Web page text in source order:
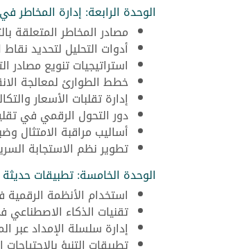
الوحدة الرابعة: إدارة المخاطر
مصادر المخاطر المتعلقة
أدوات التحليل لتحديد
استراتيجيات تنويع مصادر
خطط الطوارئ لمعالجة
إدارة تقلبات الأسعار
دور التحول الرقمي في
أساليب مراقبة الامتثال
تطوير نظم الاستجابة
الوحدة الخامسة: تطبيقات حديثة
استخدام الأنظمة الرقمية
تقنيات الذكاء الاصطناعي
إدارة سلسلة الإمداد عبر